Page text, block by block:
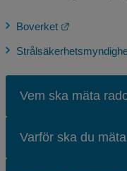
Boverket Länk till
Vem ska mäta
Varför ska du